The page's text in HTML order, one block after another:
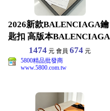
2026新款BALENCIAGA鑰
匙扣 高版本BALENCIAGA
1474 元 會員674 元
5800精品批發商
www.5800.com.tw